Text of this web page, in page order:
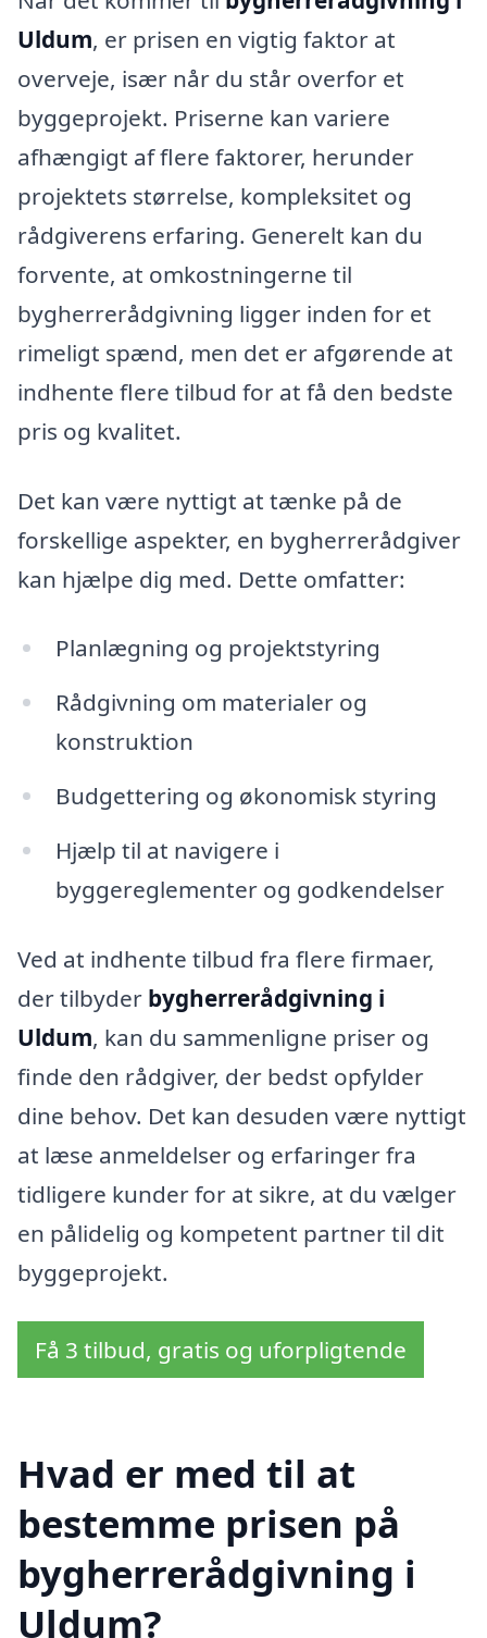
Uldum, er prisen en vigtig faktor at
overveje, især når du står overfor et
byggeprojekt. Priserne kan variere
afhængigt af flere faktorer, herunder
projektets størrelse, kompleksitet og
rådgiverens erfaring. Generelt kan du
forvente, at omkostningerne til
bygherrerådgivning ligger inden for et
rimeligt spænd, men det er afgørende at
indhente flere tilbud for at få den bedste
pris og kvalitet.
Det kan være nyttigt at tænke på de
forskellige aspekter, en bygherrerådgiver
kan hjælpe dig med. Dette omfatter:
Planlægning og projektstyring
Rådgivning om materialer og
konstruktion
Budgettering og økonomisk styring
Hjælp til at navigere i
byggereglementer og godkendelser
Ved at indhente tilbud fra flere firmaer,
der tilbyder bygherrerådgivning i
Uldum, kan du sammenligne priser og
finde den rådgiver, der bedst opfylder
dine behov. Det kan desuden være nyttigt
at læse anmeldelser og erfaringer fra
tidligere kunder for at sikre, at du vælger
en pålidelig og kompetent partner til dit
byggeprojekt.
Få 3 tilbud, gratis og uforpligtende
Hvad er med til at
bestemme prisen på
bygherrerådgivning i
Uldum?